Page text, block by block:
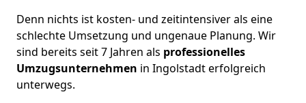
Denn nichts ist kosten- und zeitintensiver als eine
schlechte Umsetzung und ungenaue Planung. Wir
sind bereits seit 7 Jahren als professionelles
Umzugsunternehmen in Ingolstadt erfolgreich
unterwegs.